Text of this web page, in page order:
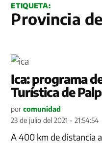
ETIQUETA:
Provincia
Ica: programa
Turística de
por comunidad
23 de julio del 2021 - 21:54:54
A 400 km de distancia